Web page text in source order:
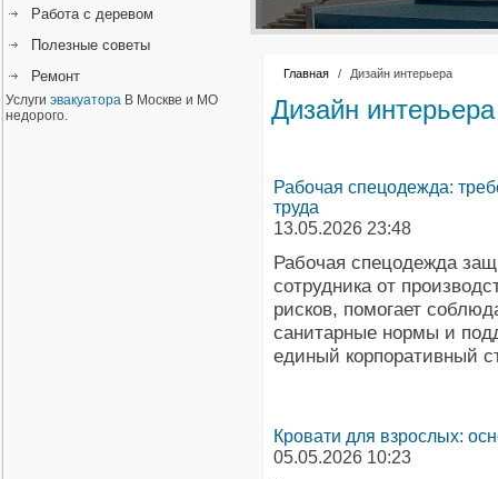
Главная / Дизайн интерьера
Дизайн
Рабочая спецодежда:
труда
13.05.2026 23:48
Рабочая спецодежда
сотрудника от
рисков, помогает
санитарные нормы и
единый корпоративный
Кровати для взрослых:
05.05.2026 10:23
Работа с деревом
Полезные советы
Ремонт
Услуги эвакуатора В Москве и МО
недорого.